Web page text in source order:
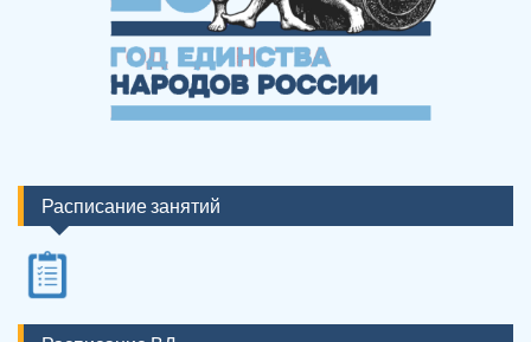
Расписание занятий